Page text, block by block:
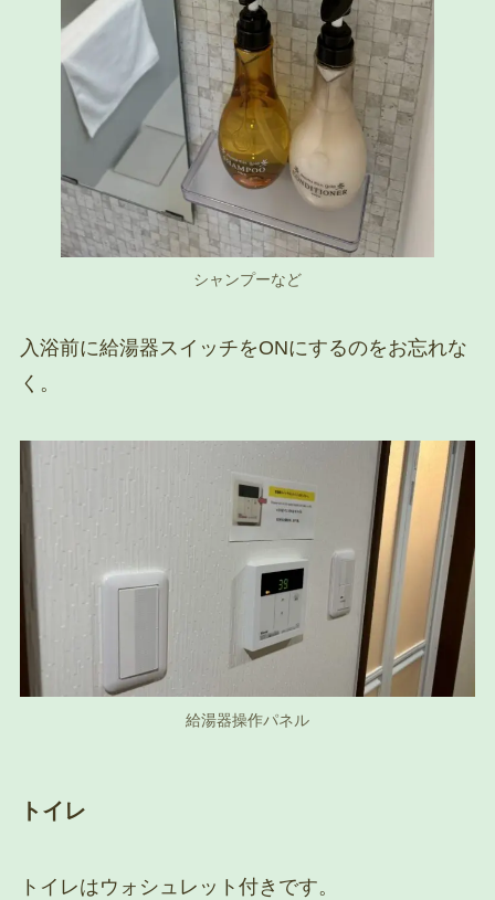
シャンプーなど
入浴前に給湯器スイッチをONにするのをお忘れな
く。
給湯器操作パネル
トイレ
トイレはウォシュレット付きです。